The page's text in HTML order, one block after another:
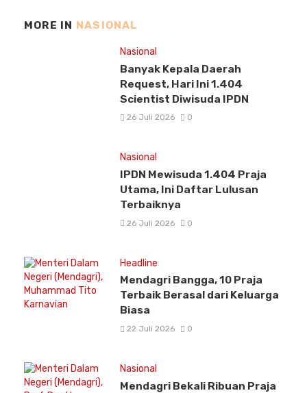
MORE IN NASIONAL
Nasional
Banyak Kepala Daerah
Request, Hari Ini 1.404
Scientist Diwisuda IPDN
26 Juli 2026 0
Nasional
IPDN Mewisuda 1.404 Praja
Utama, Ini Daftar Lulusan
Terbaiknya
26 Juli 2026 0
Headline
Mendagri Bangga, 10 Praja
Terbaik Berasal dari Keluarga
Biasa
22 Juli 2026 0
Nasional
Mendagri Bekali Ribuan Praja